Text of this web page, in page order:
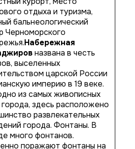
отдыха и туризма,
бальнеологический
Черноморского
Набережная
названа в честь
выселенных
царской России
империю в 19 веке.
из самых живописных
здесь расположено
развлекательных
города. Фонтаны. В
много фонтанов.
поражают фонтаны на